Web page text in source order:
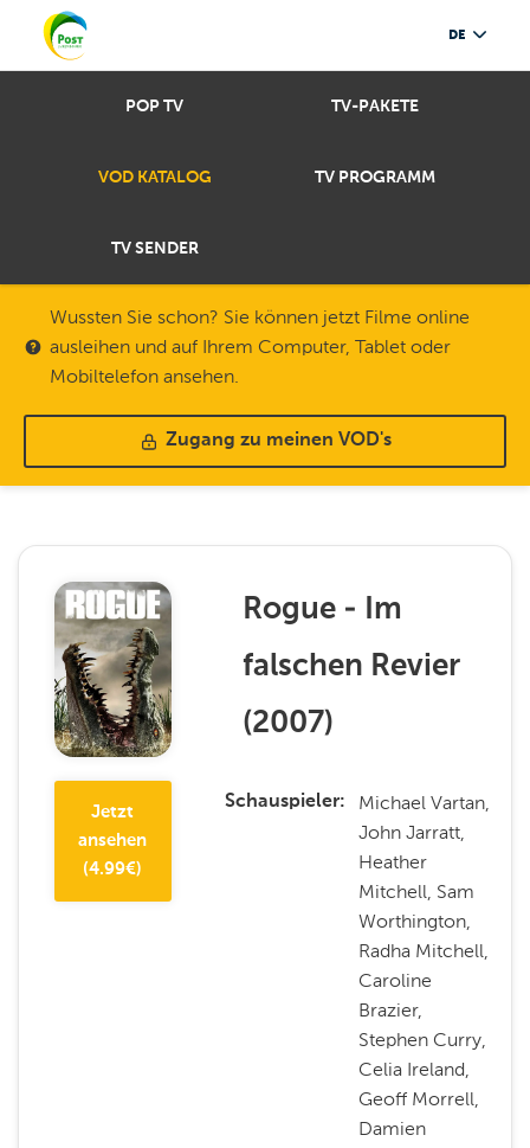
DE
POP TV TV-PAKETE
VOD KATALOG TV PROGRAMM
TV SENDER
Wussten Sie schon? Sie können jetzt Filme online
ausleihen und auf Ihrem Computer, Tablet oder
Mobiltelefon ansehen.
Zugang zu meinen VOD's
Jetzt
ansehen
(4.99€)
Rogue - Im
falschen Revier
(2007)
Schauspieler
Michael Vartan,
John Jarratt,
Heather
Mitchell, Sam
Worthington,
Radha Mitchell,
Caroline
Brazier,
Stephen Curry,
Celia Ireland,
Geoff Morrell,
Damien